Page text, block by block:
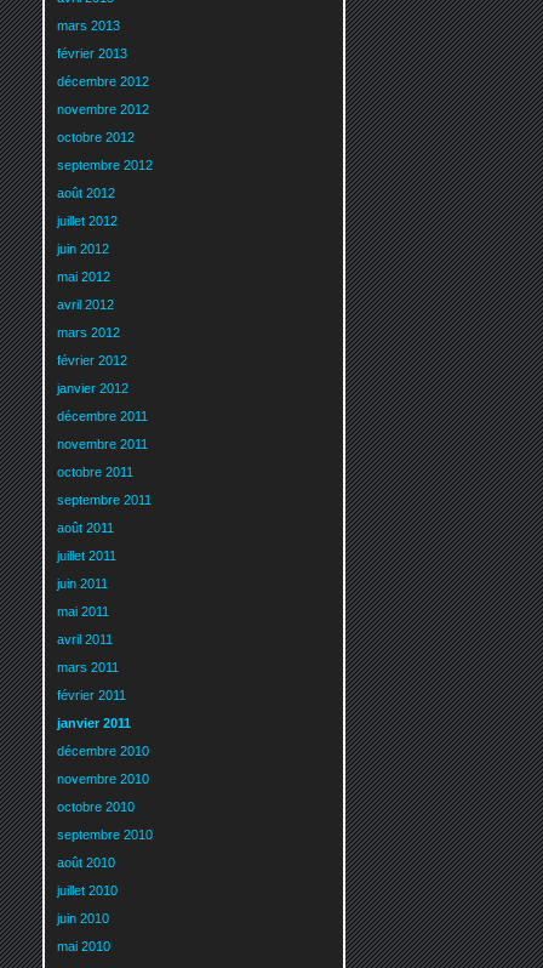
mars 2013
février 2013
décembre 2012
novembre 2012
octobre 2012
septembre 2012
août 2012
juillet 2012
juin 2012
mai 2012
avril 2012
mars 2012
février 2012
janvier 2012
décembre 2011
novembre 2011
octobre 2011
septembre 2011
août 2011
juillet 2011
juin 2011
mai 2011
avril 2011
mars 2011
février 2011
janvier 2011
décembre 2010
novembre 2010
octobre 2010
septembre 2010
août 2010
juillet 2010
juin 2010
mai 2010